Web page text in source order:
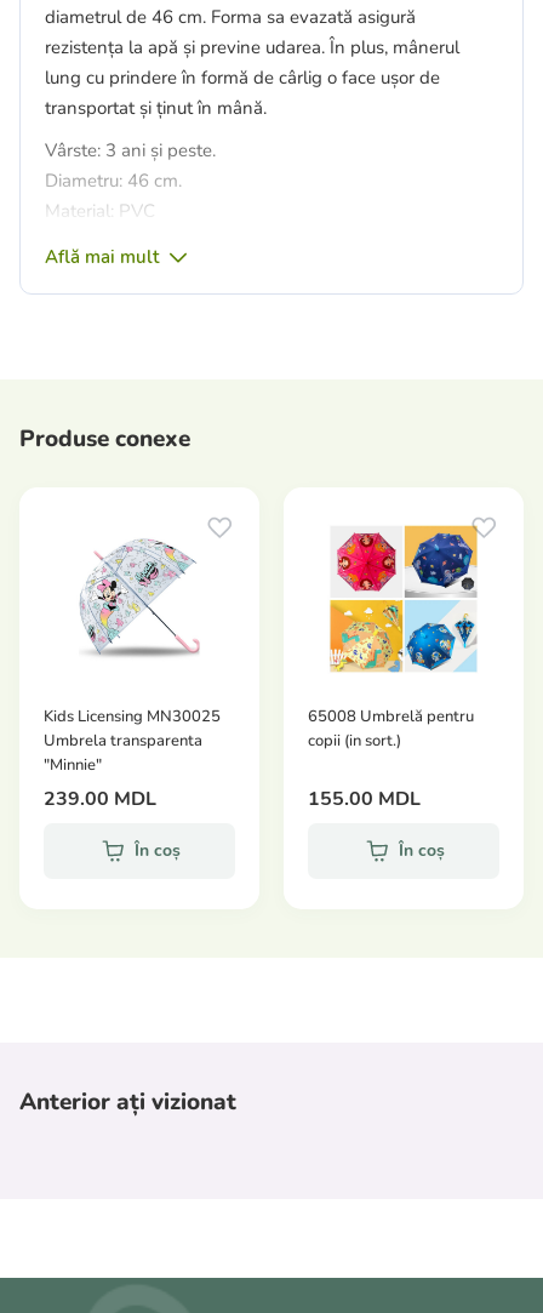
diametrul de 46 cm. Forma sa evazată asigură
rezistența la apă și previne udarea. În plus, mânerul
lung cu prindere în formă de cârlig o face ușor de
transportat și ținut în mână.
Vârste: 3 ani și peste.
Diametru: 46 cm.
Material: PVC
Află mai mult
Produse conexe
Kids Licensing MN30025
Umbrela transparenta
"Minnie"
239.00 MDL
În coș
65008 Umbrelă pentru
copii (in sort.)
155.00 MDL
În coș
Anterior ați vizionat